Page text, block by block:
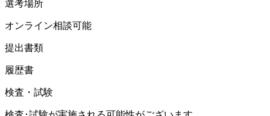
選考場所
オンライン相談可能
提出書類
履歴書
検査・試験